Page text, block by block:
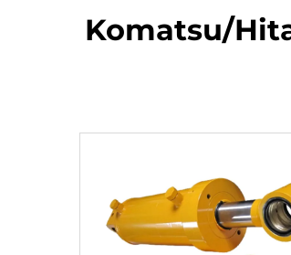
Komatsu/